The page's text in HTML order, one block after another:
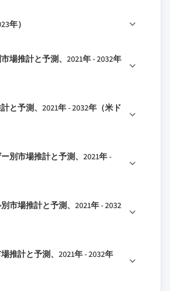
データ
公共ソース
トリックス
ベーションの状況
フレキシブルエレクトロニクス技
増加
合
年）
シェア分析
ョニングマトリックス
場推計と予測、2021年 - 2032年
グ・診断
と予測、2021年 - 2032年（米ド
タリング
ング
ング
別市場推計と予測、2021年 -
ニック
境
市場推計と予測、2021年 - 2032
推計と予測、2021年 - 2032年